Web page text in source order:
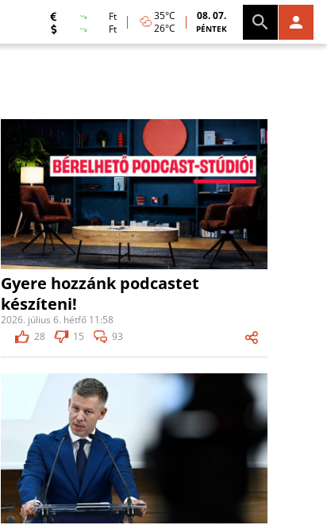
Ft
Ft
35°C
26°C
08. 07.
PÉNTEK
Gyere hozzánk podcastet
készíteni!
2026. július 6. hétfő 11:58
28
15 93